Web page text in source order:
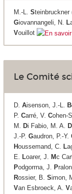
M.-L. Steinbruckner
Giovannangeli, N. L
Vouillot
Le Comité
D. Aisenson, J.-L. B
P. Carré, V. Cohen-
M. Di Fabio, M. A. D
J.-P. Gaudron, P.-Y.
Houssemand, C. L
E. Loarer, J. Mc
Podgorrna, J. P
Rossier, B. Simon,
Van Esbroeck, A. V